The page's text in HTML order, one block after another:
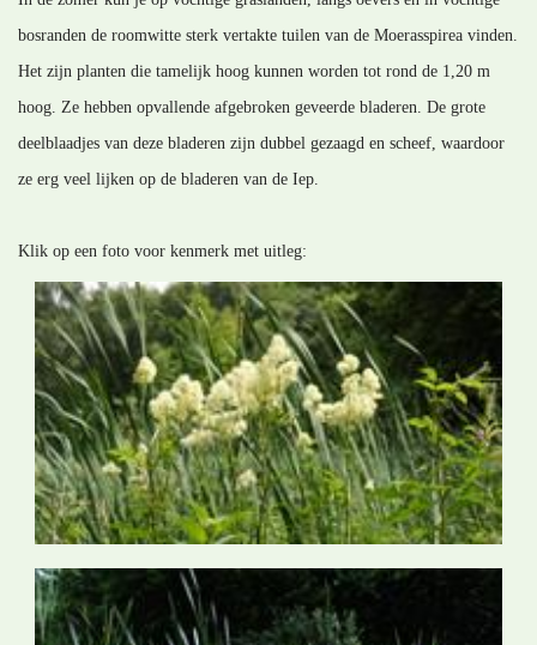
bosranden de roomwitte sterk vertakte tuilen van de Moerasspirea vinden.
Het zijn planten die tamelijk hoog kunnen worden tot rond de 1,20 m
hoog. Ze hebben opvallende afgebroken geveerde bladeren. De grote
deelblaadjes van deze bladeren zijn dubbel gezaagd en scheef, waardoor
ze erg veel lijken op de bladeren van de Iep.
Klik op een foto voor kenmerk met uitleg: